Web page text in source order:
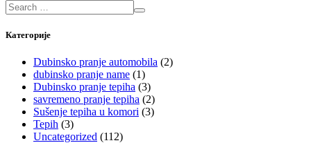
Категорије
Dubinsko pranje automobila (2)
dubinsko pranje name (1)
Dubinsko pranje tepiha (3)
savremeno pranje tepiha (2)
Sušenje tepiha u komori (3)
Tepih (3)
Uncategorized (112)